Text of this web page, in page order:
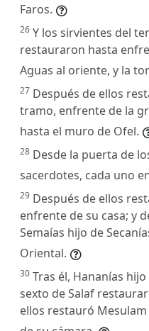
Faros.
26 Y los sirvientes del
restauraron hasta
Aguas al oriente, y la
27 Después de ellos
tramo, enfrente de la
hasta el muro de Ofel.
28 Desde la puerta de
sacerdotes, cada uno
29 Después de ellos
enfrente de su casa; y
Semaías hijo de
Oriental.
30 Tras él, Hananías
sexto de Salaf
ellos restauró